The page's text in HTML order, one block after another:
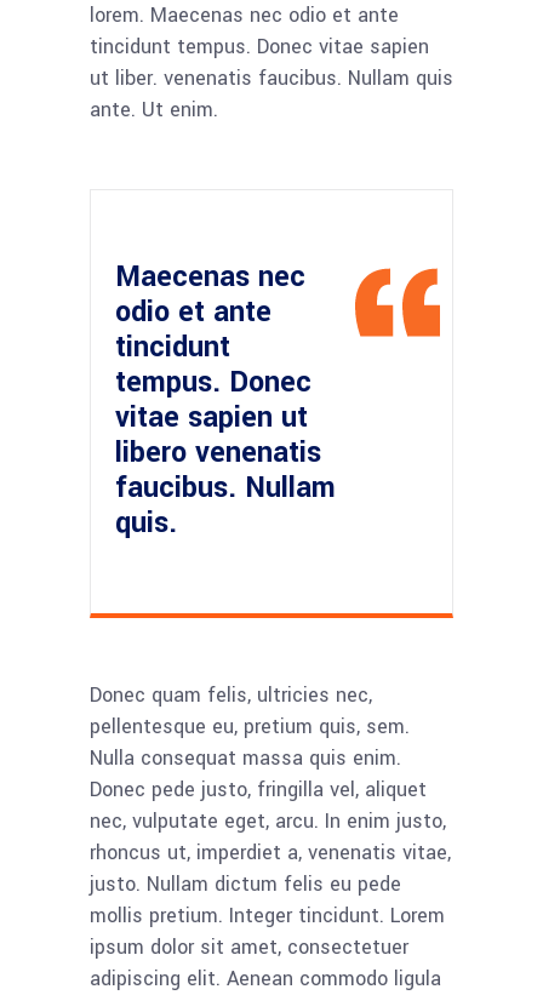
lorem. Maecenas nec odio et ante
tincidunt tempus. Donec vitae sapien
ut liber. venenatis faucibus. Nullam quis
ante. Ut enim.
Maecenas nec
odio et ante
tincidunt
tempus. Donec
vitae sapien ut
libero venenatis
faucibus. Nullam
quis.
Donec quam felis, ultricies nec,
pellentesque eu, pretium quis, sem.
Nulla consequat massa quis enim.
Donec pede justo, fringilla vel, aliquet
nec, vulputate eget, arcu. In enim justo,
rhoncus ut, imperdiet a, venenatis vitae,
justo. Nullam dictum felis eu pede
mollis pretium. Integer tincidunt. Lorem
ipsum dolor sit amet, consectetuer
adipiscing elit. Aenean commodo ligula